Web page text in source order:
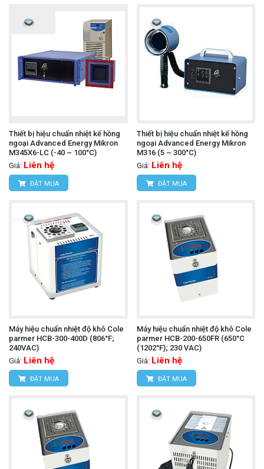
Thiết bị hiệu chuẩn nhiệt kế hồng
ngoại Advanced Energy Mikron
M345X6-LC (-40 ~ 100°C)
Giá: Liên hệ
ĐẶT MUA
Thiết bị hiệu chuẩn nhiệt kế hồng
ngoại Advanced Energy Mikron
M316 (5 ~ 300°C)
Giá: Liên hệ
ĐẶT MUA
Máy hiệu chuẩn nhiệt độ khô Cole
parmer HCB-300-400D (806°F;
240VAC)
Giá: Liên hệ
ĐẶT MUA
Máy hiệu chuẩn nhiệt độ khô Cole
parmer HCB-200-650FR (650°C
(1202°F); 230 VAC)
Giá: Liên hệ
ĐẶT MUA